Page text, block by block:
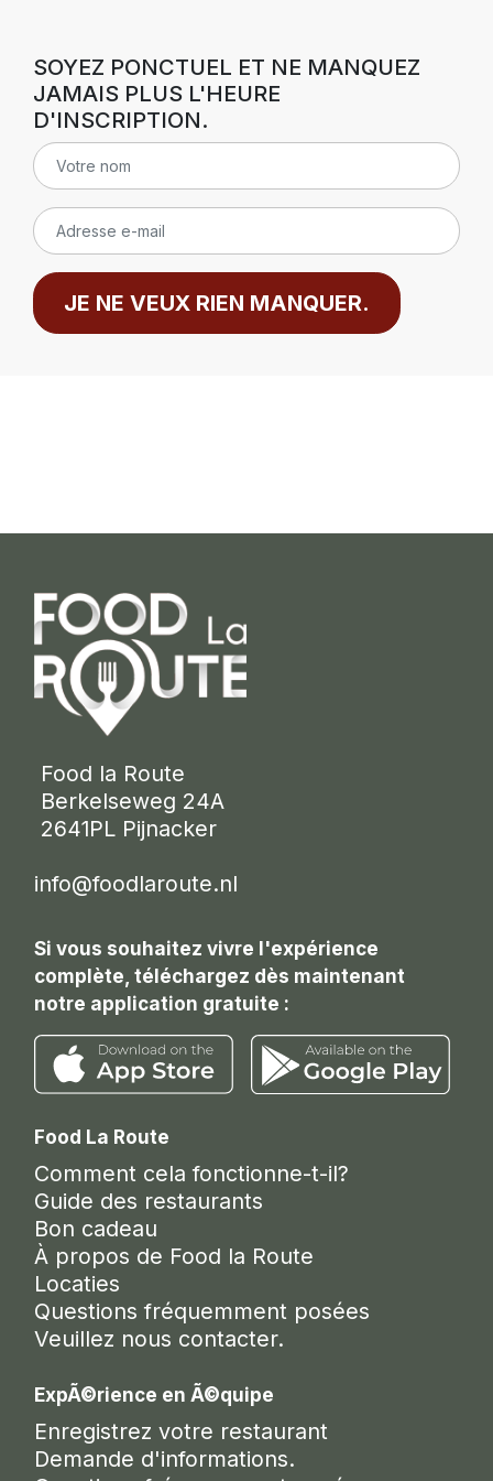
SOYEZ PONCTUEL ET NE MANQUEZ
JAMAIS PLUS L'HEURE
D'INSCRIPTION.
JE NE VEUX RIEN MANQUER.
Food la Route
Berkelseweg 24A
2641PL Pijnacker
info@foodlaroute.nl
Si vous souhaitez vivre l'expérience
complète, téléchargez dès maintenant
notre application gratuite :
Food La Route
Comment cela fonctionne-t-il?
Guide des restaurants
Bon cadeau
À propos de Food la Route
Locaties
Questions fréquemment posées
Veuillez nous contacter.
ExpÃ©rience en Ã©quipe
Enregistrez votre restaurant
Demande d'informations.